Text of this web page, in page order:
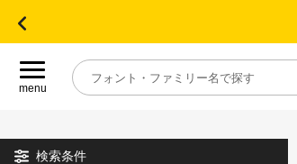
menu
目的別フォントガイド
検索条件